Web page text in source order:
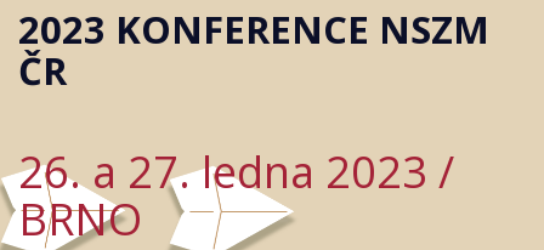
ŘEČNÍCI
KONTAKT
2023 KONFERENCE NSZM
ČR
26. a 27. ledna 2023 /
BRNO